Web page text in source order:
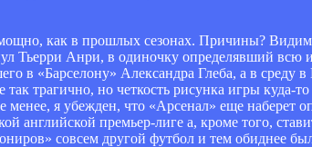
как в прошлых сезонах. Причины?
Тьерри Анри, в одиночку определявший всю
в «Барселону» Александра Глеба, а в среду
трагично, но четкость рисунка игры куда-
менее, я убежден, что «Арсенал» еще наберет
английской премьер-лиге а, кроме того,
совсем другой футбол и тем обиднее